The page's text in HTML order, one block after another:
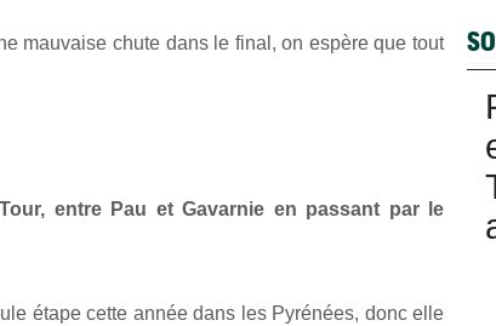
mauvaise chute dans le final, on espère que tout
entre Pau et Gavarnie en passant par le
étape cette année dans les Pyrénées, donc elle